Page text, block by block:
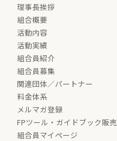
理事長挨拶
組合概要
活動内容
活動実績
組合員紹介
組合員募集
関連団体／パートナー
料金体系
メルマガ登録
FPツール・ガイドブック販売
組合員マイページ